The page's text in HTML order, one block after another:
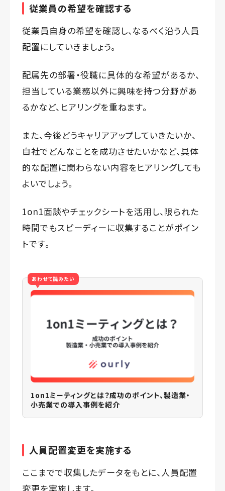
従業員の希望を確認する
従業員自身の希望を確認し、なるべく沿う人員
配置にしていきましょう。
配属先の部署・役職に具体的な希望があるか、
担当している業務以外に興味を持つ分野があ
るかなど、ヒアリングを重ねます。
また、今後どうキャリアアップしていきたいか、
自社でどんなことを成功させたいかなど、具体
的な配置に関わらない内容をヒアリングしても
よいでしょう。
1on1面談やチェックシートを活用し、限られた
時間でもスピーディーに収集することがポイン
トです。
あわせて読みたい
1on1ミーティングとは？成功のポイント、製造業・
小売業での導入事例を紹介
人員配置変更を実施する
ここまでで収集したデータをもとに、人員配置
変更を実施します。